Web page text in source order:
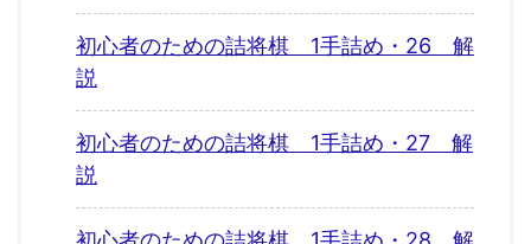
初心者のための詰将棋 1手詰め・26 解
説
初心者のための詰将棋 1手詰め・27 解
説